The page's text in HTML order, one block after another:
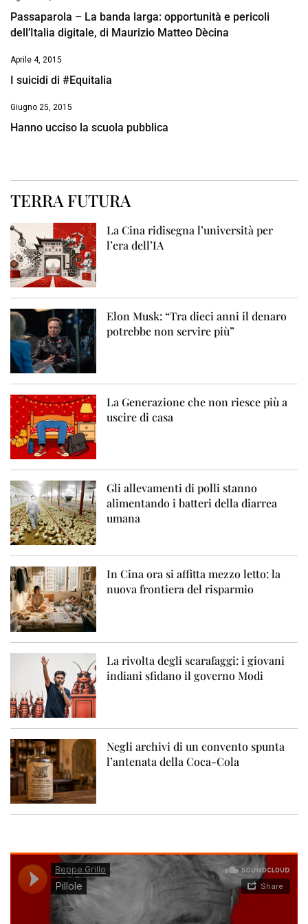
Passaparola – La banda larga: opportunità e pericoli
dell’Italia digitale, di Maurizio Matteo Dècina
Aprile 4, 2015
I suicidi di #Equitalia
Giugno 25, 2015
Hanno ucciso la scuola pubblica
TERRA FUTURA
La Cina ridisegna l’università per
l’era dell’IA
Elon Musk: “Tra dieci anni il denaro
potrebbe non servire più”
La Generazione che non riesce più a
uscire di casa
Gli allevamenti di polli stanno
alimentando i batteri della diarrea
umana
In Cina ora si affitta mezzo letto: la
nuova frontiera del risparmio
La rivolta degli scarafaggi: i giovani
indiani sfidano il governo Modi
Negli archivi di un convento spunta
l’antenata della Coca-Cola